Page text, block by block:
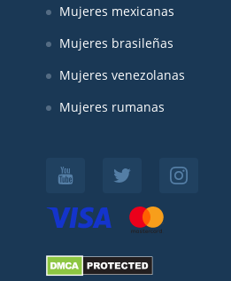
Mujeres mexicanas
Mujeres brasileñas
Mujeres venezolanas
Mujeres rumanas